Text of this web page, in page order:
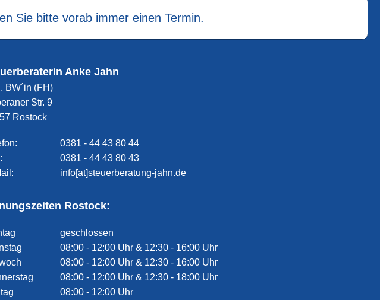
Sie bitte vorab immer einen Termin.
Anke Jahn
BW´in (FH)
Str. 9
Rostock
0381 - 44 43 80 44
0381 - 44 43 80 43
info[at]steuerberatung-jahn.de
Rostock:
geschlossen
08:00 - 12:00 Uhr & 12:30 - 16:00 Uhr
08:00 - 12:00 Uhr & 12:30 - 16:00 Uhr
08:00 - 12:00 Uhr & 12:30 - 18:00 Uhr
08:00 - 12:00 Uhr